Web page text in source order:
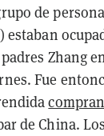
de
Zhang
Fue
de China.